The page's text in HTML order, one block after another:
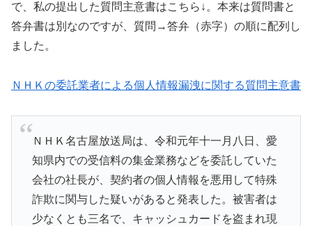
で、私の提出した質問主意書はこちら↓。本来は質問書と
答弁書は別なのですが、質問→答弁（赤字）の順に配列し
ました。
ＮＨＫの委託業者による個人情報漏洩に関する質問主意書
ＮＨＫ名古屋放送局は、令和元年十一月八日、愛
知県内での受信料の集金業務などを委託していた
会社の社長が、契約者の個人情報を悪用して特殊
詐欺に関与した疑いがあると発表した。被害者は
少なくとも三名で、キャッシュカードを盗まれ現